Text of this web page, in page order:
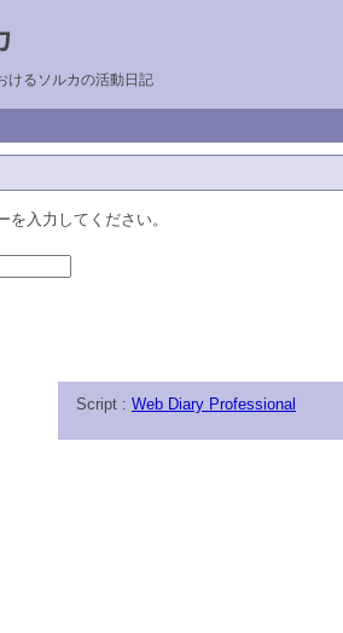
けるソルカの活動日記
入力してください。
Script : Web Diary Professional